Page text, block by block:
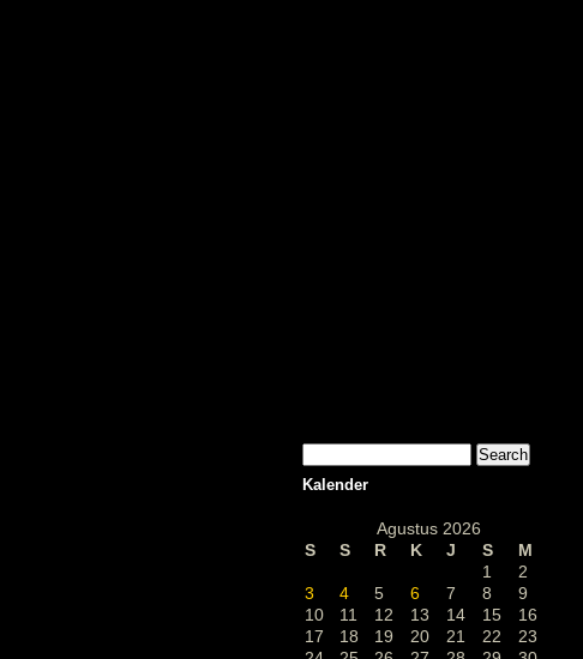
Kalender
Agustus 2026
S
S R K J S
M
1
2
3
4 5 6 7 8
9
10
11 12 13 14 15
16
17
18 19 20 21 22
23